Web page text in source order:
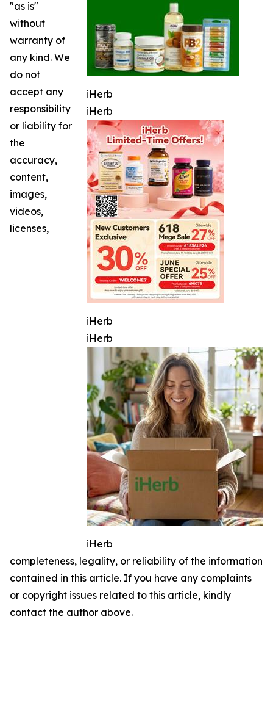
iHerb
iHerb
iHerb
iHerb
iHerb
"as is"
without
warranty of
any kind. We
do not
accept any
responsibility
or liability for
the
accuracy,
content,
images,
videos,
licenses,
completeness, legality, or reliability of the information
contained in this article. If you have any complaints
or copyright issues related to this article, kindly
contact the author above.